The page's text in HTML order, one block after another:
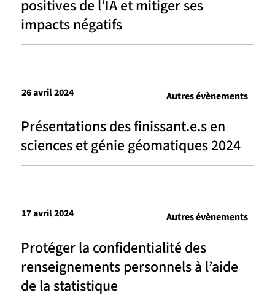
positives de l’IA et mitiger ses
impacts négatifs
Présentations des finissant.e.s en
sciences et génie géomatiques 2024
26 avril 2024 Autres évènements
Protéger la confidentialité des
renseignements personnels à l’aide
de la statistique
17 avril 2024 Autres évènements